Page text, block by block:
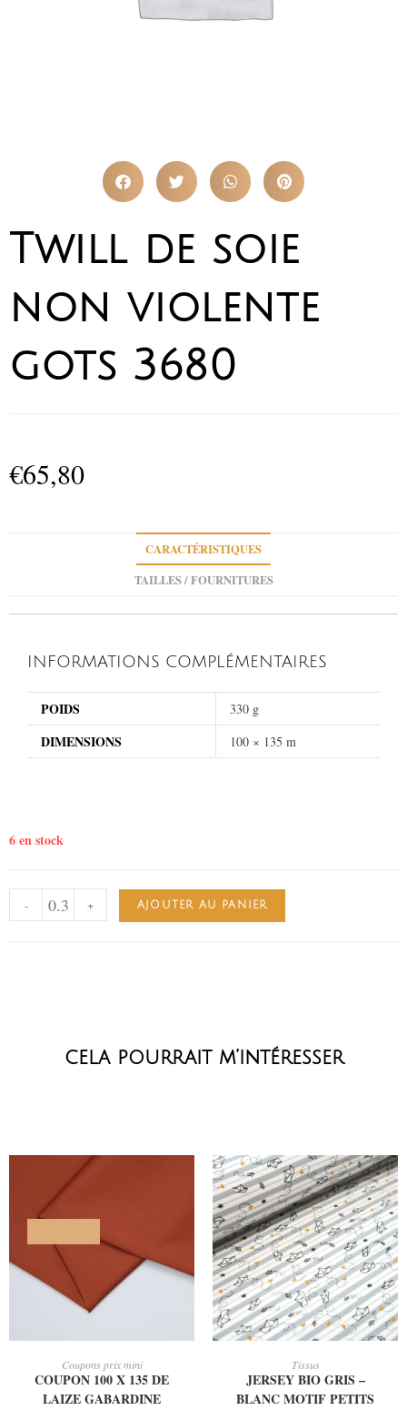
Twill de soie
non violente
gots 3680
€65,80
CARACTÉRISTIQUES
TAILLES / FOURNITURES
INFORMATIONS COMPLÉMENTAIRES
POIDS 330 g
DIMENSIONS 100 × 135 m
6 en stock
- + AJOUTER AU PANIER
cela pourrait m’intéresser
Coupons prix mini
COUPON 100 X 135 DE
LAIZE GABARDINE
Tissus
JERSEY BIO GRIS –
BLANC MOTIF PETITS